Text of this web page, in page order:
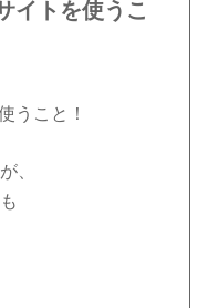
イトを使うこ
うこと！
、